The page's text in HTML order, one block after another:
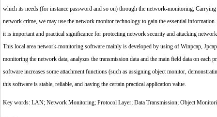
which its needs (for instance password and so on) through the network-monitoring;
network crime, we may use the network monitor technology to gain the essential
it is important and practical significance for protecting network security and attacking
This local area network-monitoring software mainly is developed by using of Winpcap,
monitoring the network data, analyzes the transmission data and the main field data on
software increases some attachment functions (such as assigning object monitor,
this software is stable, reliable, and having the certain practical application value.
Key words: LAN; Network Monitoring; Protocol Layer; Data Transmission; Object